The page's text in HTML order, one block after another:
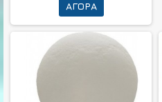
ΑΓΟΡΆ